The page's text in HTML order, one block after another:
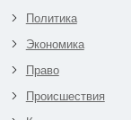
Политика
Экономика
Право
Происшествия